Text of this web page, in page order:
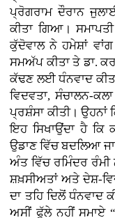
ਪ੍ਰੋਗਰਾਮ ਦੌਰਾਨ
ਕੀਤਾ ਗਿਆ।
ਕੁੱਦੋਵਾਲ ਨੇ ਹਮੇਸ਼ਾਂ
ਸਮਅੱਪ ਕੀਤਾ ਤੇ ਡਾ.
ਕੱਢਣ ਲਈ ਧੰਨਵਾਦ
ਵਿਦਵਤਾ, ਸੰਚਾਲਨ-
ਪ੍ਰਸ਼ੰਸਾ ਕੀਤੀ। ਉਹਨਾਂ
ਇਹ ਸਿਖਾਉਂਦਾ ਹੈ ਕਿ
ਉਡਾਣ ਵਿੱਚ ਬਦਲਿਆ
ਅੰਤ ਵਿੱਚ ਰਮਿੰਦਰ ਰੰਮੀ
ਸ਼ਖ਼ਸੀਅਤਾਂ ਅਤੇ ਦੇਸ਼-
ਦਾ ਤਹਿ ਦਿਲੋਂ ਧੰਨਵਾਦ
ਅਸੀਂ ਫੁੱਲੇ ਨਹੀਂ ਸਮਾਏ